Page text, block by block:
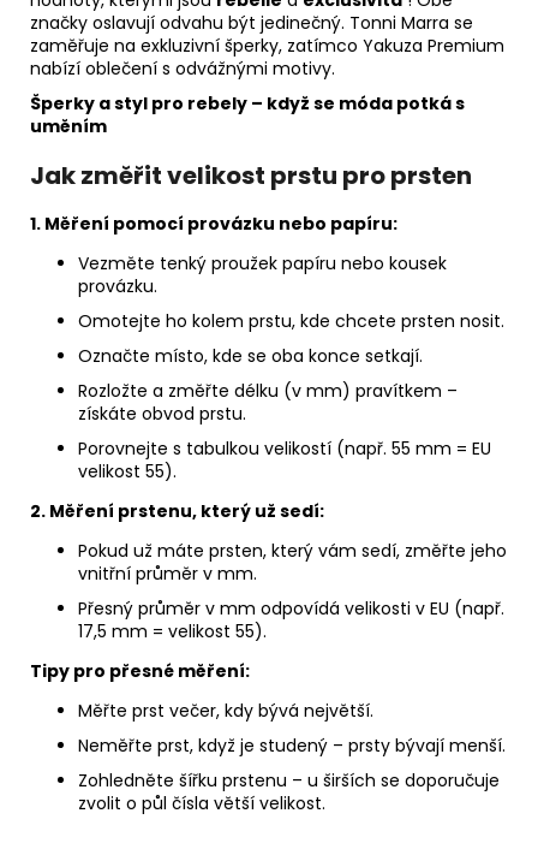
značky oslavují odvahu být jedinečný. Tonni Marra se
zaměřuje na exkluzivní šperky, zatímco Yakuza Premium
nabízí oblečení s odvážnými motivy.
Šperky a styl pro rebely – když se móda potká s
uměním
Jak změřit velikost prstu pro prsten
1. Měření pomocí provázku nebo papíru:
Vezměte tenký proužek papíru nebo kousek
provázku.
Omotejte ho kolem prstu, kde chcete prsten nosit.
Označte místo, kde se oba konce setkají.
Rozložte a změřte délku (v mm) pravítkem –
získáte obvod prstu.
Porovnejte s tabulkou velikostí (např. 55 mm = EU
velikost 55).
2. Měření prstenu, který už sedí:
Pokud už máte prsten, který vám sedí, změřte jeho
vnitřní průměr v mm.
Přesný průměr v mm odpovídá velikosti v EU (např.
17,5 mm = velikost 55).
Tipy pro přesné měření:
Měřte prst večer, kdy bývá největší.
Neměřte prst, když je studený – prsty bývají menší.
Zohledněte šířku prstenu – u širších se doporučuje
zvolit o půl čísla větší velikost.